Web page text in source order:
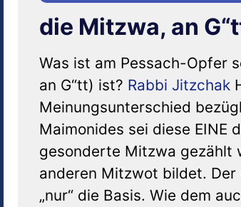
die Mitzwa, an
Was ist am Pessach-Opfer
an G“tt) ist? Rabbi Jitzchak
Meinungsunterschied
Maimonides sei diese EINE
gesonderte Mitzwa gezählt
anderen Mitzwot bildet. Der
„nur“ die Basis. Wie dem